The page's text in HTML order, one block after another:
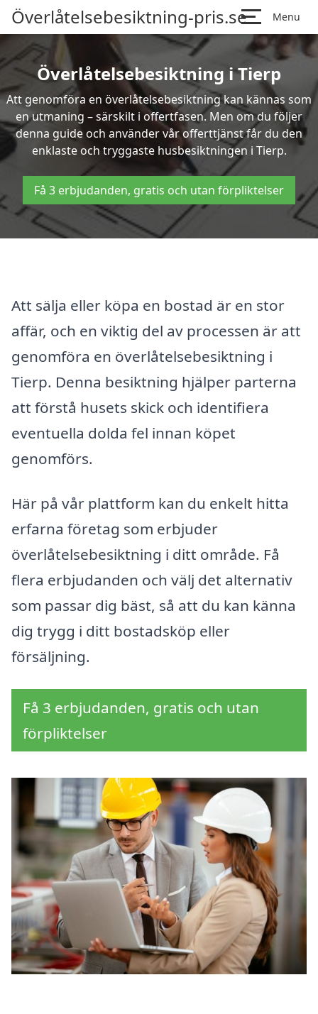
Överlåtelsebesiktning-pris.se Menu
Överlåtelsebesiktning i Tierp
Att genomföra en överlåtelsebesiktning kan kännas som
en utmaning – särskilt i offertfasen. Men om du följer
denna guide och använder vår offerttjänst får du den
enklaste och tryggaste husbesiktningen i Tierp.
Få 3 erbjudanden, gratis och utan förpliktelser
Att sälja eller köpa en bostad är en stor
affär, och en viktig del av processen är att
genomföra en överlåtelsebesiktning i
Tierp. Denna besiktning hjälper parterna
att förstå husets skick och identifiera
eventuella dolda fel innan köpet
genomförs.
Här på vår plattform kan du enkelt hitta
erfarna företag som erbjuder
överlåtelsebesiktning i ditt område. Få
flera erbjudanden och välj det alternativ
som passar dig bäst, så att du kan känna
dig trygg i ditt bostadsköp eller
försäljning.
Få 3 erbjudanden, gratis och utan
förpliktelser